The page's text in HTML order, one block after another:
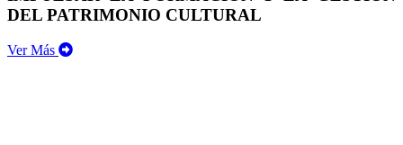
DEL PATRIMONIO CULTURAL
Ver Más